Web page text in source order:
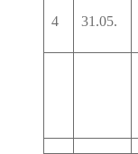
4 31.05.